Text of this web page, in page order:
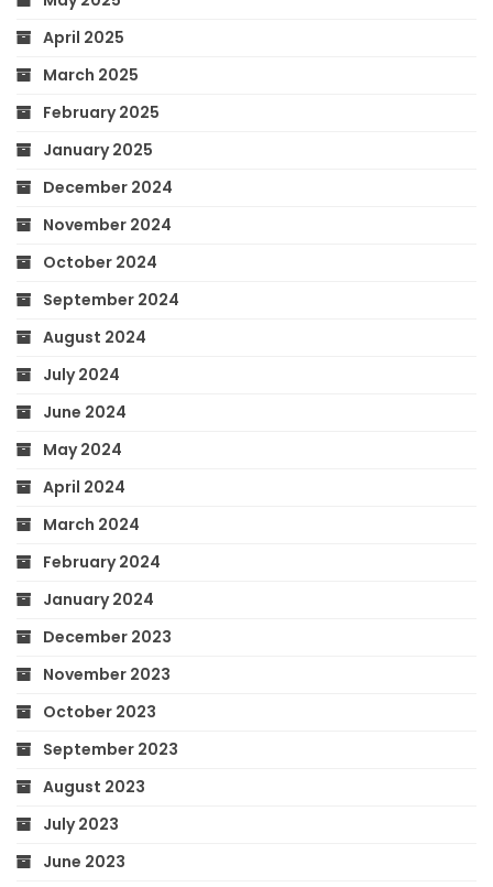
April 2025
March 2025
February 2025
January 2025
December 2024
November 2024
October 2024
September 2024
August 2024
July 2024
June 2024
May 2024
April 2024
March 2024
February 2024
January 2024
December 2023
November 2023
October 2023
September 2023
August 2023
July 2023
June 2023